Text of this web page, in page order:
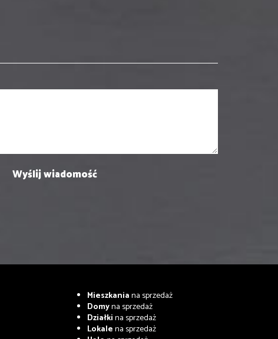
Mieszkaniana sprzedaż
Domyna sprzedaż
Działkina sprzedaż
Lokalena sprzedaż